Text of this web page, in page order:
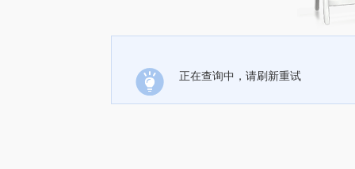
正在查询中，请刷新重试